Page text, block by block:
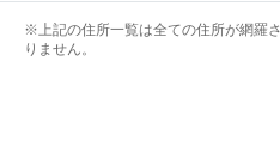
※上記の住所一覧は全ての住所が網羅
りません。